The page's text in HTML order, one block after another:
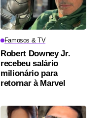
Famosos & TV
Robert Downey Jr.
recebeu salário
milionário para
retornar à Marvel